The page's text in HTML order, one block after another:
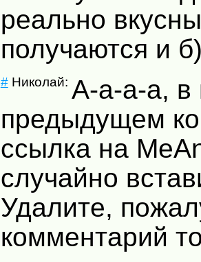
реально
получаются и
#Николай: А-а-а-а,
предыдущем
ссылка на
случайно
Удалите,
комментарий